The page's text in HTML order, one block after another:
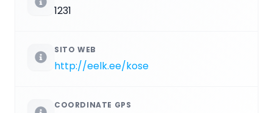
1231
SITO WEB
http://eelk.ee/kose
COORDINATE GPS